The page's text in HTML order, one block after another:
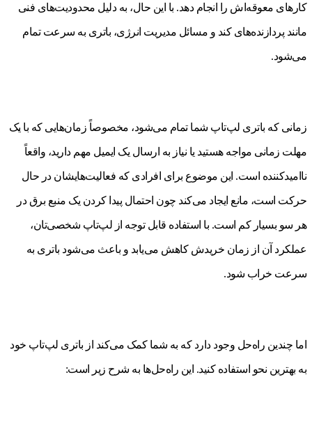
کارهای معوقه‌اش را انجام دهد. با این حال، به دلیل محدودیت‌های فنی
مانند پردازنده‌های کند و مسائل مدیریت انرژی، باتری به سرعت تمام
می‌شود.
زمانی که باتری لپ‌تاپ شما تمام می‌شود، مخصوصاً زمان‌هایی که با یک
مهلت زمانی مواجه هستید یا نیاز به ارسال یک ایمیل مهم دارید، واقعاً
ناامیدکننده است. این موضوع برای افرادی که فعالیت‌هایشان در حال
حرکت است، مانع ایجاد می‌کند چون احتمال پیدا کردن یک منبع برق در
هر سو بسیار کم است. با استفاده قابل توجه از لپ‌تاپ شخصی‌تان،
عملکرد آن از زمان خریدش کاهش می‌یابد و باعث می‌شود باتری به
سرعت خراب شود.
اما چندین راه‌حل وجود دارد که به شما کمک می‌کند از باتری لپ‌تاپ خود
به بهترین نحو استفاده کنید. این راه‌حل‌ها به شرح زیر است: